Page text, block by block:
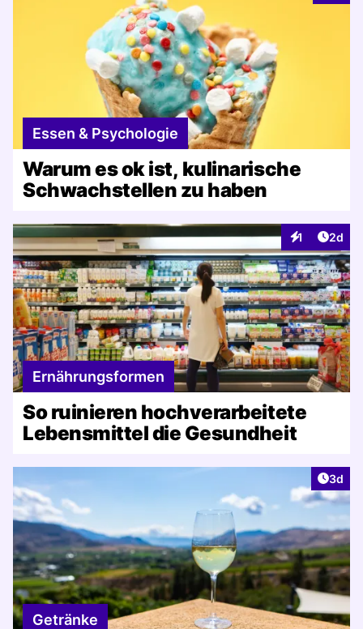
Essen & Psychologie
Warum es ok ist, kulinarische
Schwachstellen zu haben
1
Interaktionen
2d
Ernährungsformen
So ruinieren hochverarbeitete
Lebensmittel die Gesundheit
3d
Getränke